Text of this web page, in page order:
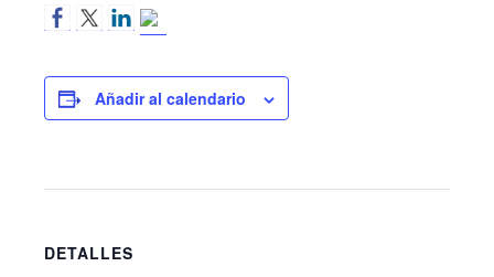
Añadir al calendario
DETALLES